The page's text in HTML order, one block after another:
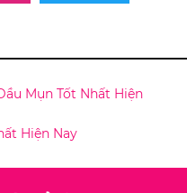
Mụn Tốt Nhất Hiện
Hiện Nay